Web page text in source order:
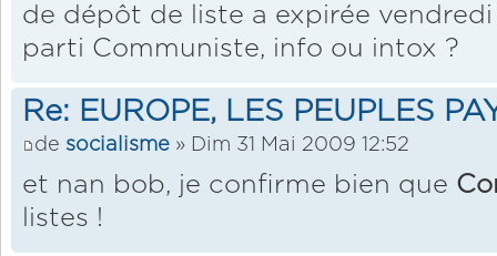
de dépôt de liste a expirée vendredi
parti Communiste, info ou intox ?
Re: EUROPE, LES PEUPLES
de socialisme » Dim 31 Mai 2009 12:52
et nan bob, je confirme bien que
listes !